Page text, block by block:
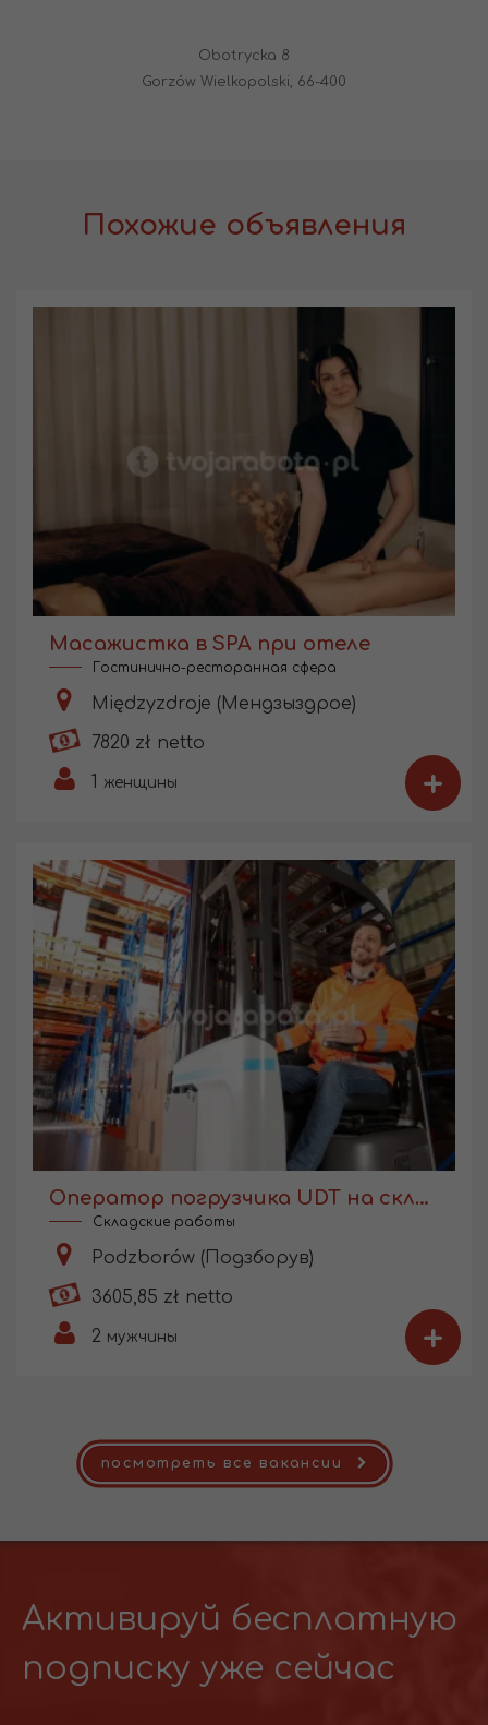
Obotrycka 8
Gorzów Wielkopolski, 66-400
Похожие объявления
Масажистка в SPA при отеле
Гостинично-ресторанная сфера
Międzyzdroje (Мендзыздрое)
7820 zł netto
1 женщины +
Оператор погрузчика UDT на складе производства
Складские работы
Podzborów (Подзборув)
3605,85 zł netto
2 мужчины +
посмотреть все вакансии
Активируй бесплатную
подписку уже сейчас